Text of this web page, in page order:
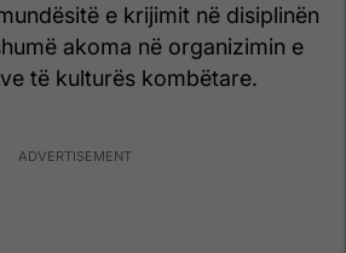
e krijimit në disiplinën
akoma në organizimin e
të kulturës kombëtare.